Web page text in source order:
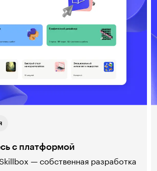
с платформой
— собственная разработка